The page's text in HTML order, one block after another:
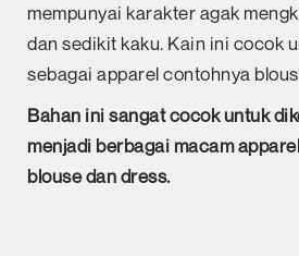
mempunyai karakter agak
dan sedikit kaku. Kain ini cocok
sebagai apparel contohnya
Bahan ini sangat cocok untuk
menjadi berbagai macam
blouse dan dress.